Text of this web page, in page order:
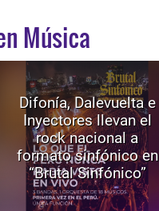
Música
Difonía, Dalevuelta e
Inyectores llevan el
rock nacional a
formato sinfónico en
“Brutal Sinfónico”